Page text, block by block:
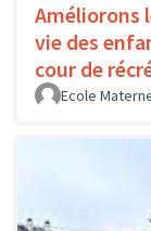
Améliorons
vie des
cour de
Ecole